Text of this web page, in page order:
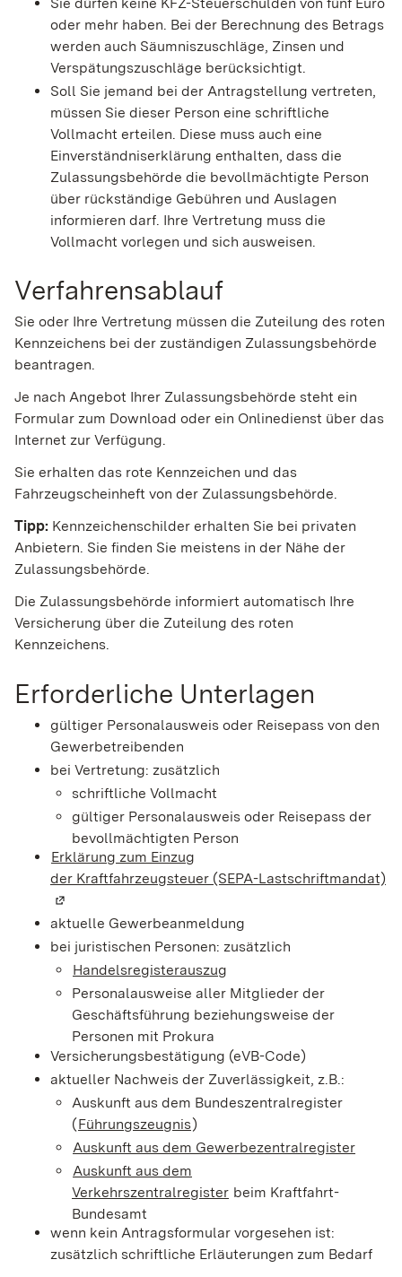
oder mehr haben. Bei der Berechnung des Betrags
werden auch Säumniszuschläge, Zinsen und
Verspätungszuschläge berücksichtigt.
Soll Sie jemand bei der Antragstellung vertreten,
müssen Sie dieser Person eine schriftliche
Vollmacht erteilen. Diese muss auch eine
Einverständniserklärung enthalten, dass die
Zulassungsbehörde die bevollmächtigte Person
über rückständige Gebühren und Auslagen
informieren darf. Ihre Vertretung muss die
Vollmacht vorlegen und sich ausweisen.
Verfahrensablauf
Sie oder Ihre Vertretung müssen die Zuteilung des roten
Kennzeichens bei der zuständigen Zulassungsbehörde
beantragen.
Je nach Angebot Ihrer Zulassungsbehörde steht ein
Formular zum Download oder ein Onlinedienst über das
Internet zur Verfügung.
Sie erhalten das rote Kennzeichen und das
Fahrzeugscheinheft von der Zulassungsbehörde.
Tipp: Kennzeichenschilder erhalten Sie bei privaten
Anbietern. Sie finden Sie meistens in der Nähe der
Zulassungsbehörde.
Die Zulassungsbehörde informiert automatisch Ihre
Versicherung über die Zuteilung des roten
Kennzeichens.
Erforderliche Unterlagen
gültiger Personalausweis oder Reisepass von den
Gewerbetreibenden
bei Vertretung: zusätzlich
schriftliche Vollmacht
gültiger Personalausweis oder Reisepass der
bevollmächtigten Person
Erklärung zum Einzug
der Kraftfahrzeugsteuer (SEPA-Lastschriftmandat)
aktuelle Gewerbeanmeldung
bei juristischen Personen: zusätzlich
Handelsregisterauszug
Personalausweise aller Mitglieder der
Geschäftsführung beziehungsweise der
Personen mit Prokura
Versicherungsbestätigung (eVB-Code)
aktueller Nachweis der Zuverlässigkeit, z.B.:
Auskunft aus dem Bundeszentralregister
(Führungszeugnis)
Auskunft aus dem Gewerbezentralregister
Auskunft aus dem
Verkehrszentralregister beim Kraftfahrt-
Bundesamt
wenn kein Antragsformular vorgesehen ist:
zusätzlich schriftliche Erläuterungen zum Bedarf